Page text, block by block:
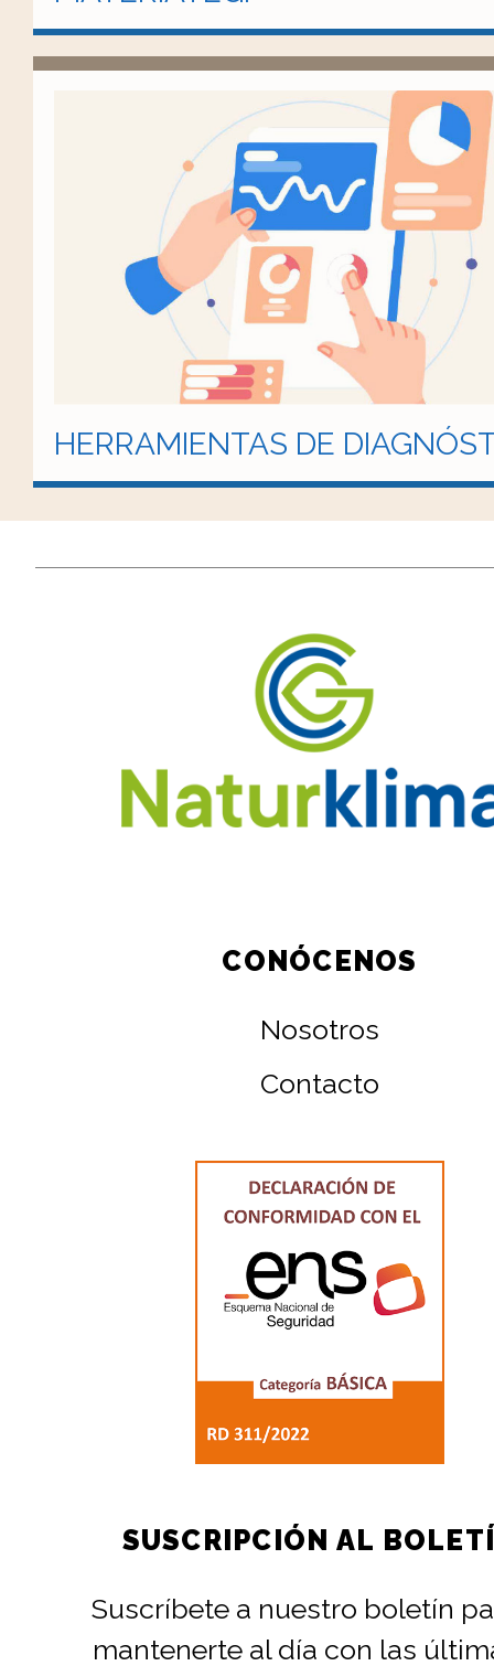
HERRAMIENTAS DE
CONÓCENOS
Nosotros
Contacto
SUSCRIPCIÓN AL
Suscríbete a nuestro boletín
mantenerte al día con las